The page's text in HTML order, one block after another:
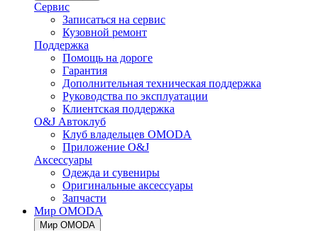
Сервис
Записаться на сервис
Кузовной ремонт
Поддержка
Помощь на дороге
Гарантия
Дополнительная техническая поддержка
Руководства по эксплуатации
Клиентская поддержка
O&J Автоклуб
Клуб владельцев OMODA
Приложение O&J
Аксессуары
Одежда и сувениры
Оригинальные аксессуары
Запчасти
Мир OMODA
Мир OMODA